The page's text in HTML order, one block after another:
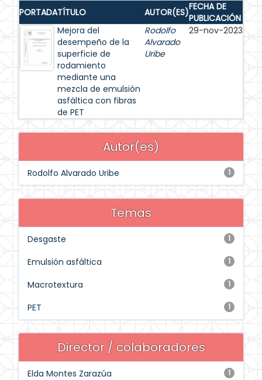
PORTADATÍTULO AUTOR(ES)FECHA DE
PUBLICACIÓN
Mejora del
desempeño de la
superficie de
rodamiento
mediante una
mezcla de emulsión
asfáltica con fibras
de PET
Rodolfo
Alvarado
Uribe
29-nov-2023
Autor(es)
1
Rodolfo Alvarado Uribe
Temas
1
Desgaste
1
Emulsión asfáltica
1
Macrotextura
1
PET
Director / colaboradores
1
Elda Montes Zarazúa